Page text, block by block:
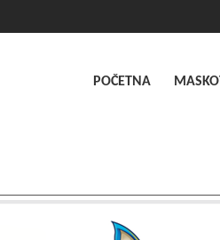
POČETNA